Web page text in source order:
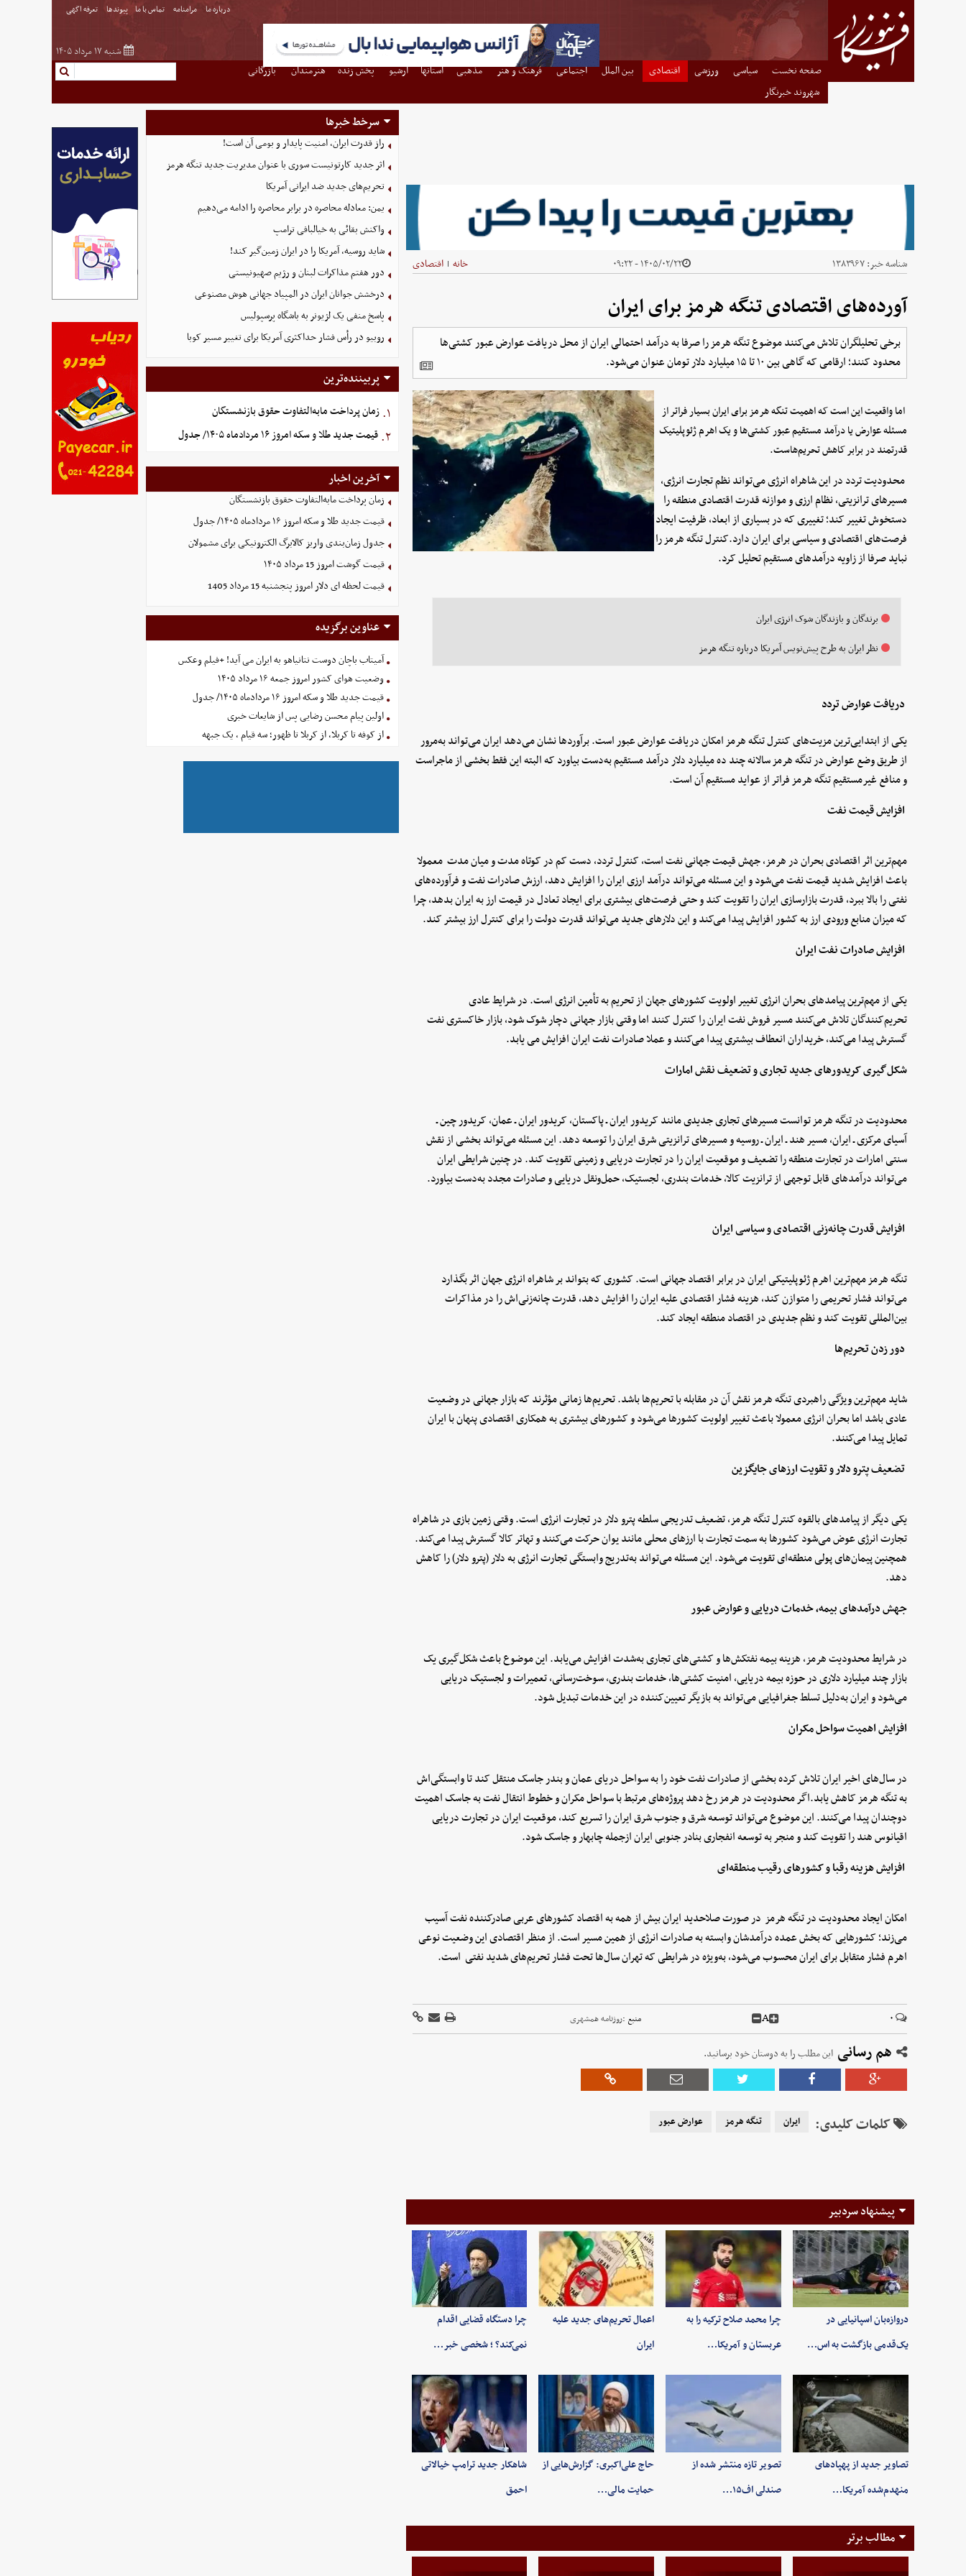
درباره ما مرامنامه تماس با ما پیوندها تعرفه اگهی
شنبه ۱۷ مرداد ۱۴۰۵
صفحه نخست سیاسی ورزشی اقتصادی بین الملل اجتماعی فرهنگ و هنر مذهبی استانها آرشیو پخش زنده هنرمندان
بازرگانی
شهروند خبرنگار
شناسه خبر:۱۳۸۳۹۶۷ ۱۴۰۵/۰۲/۲۲ - ۰۹:۲۲ خانه | اقتصادی
آورده‌های اقتصادی تنگه هرمز برای ایران
برخی تحلیلگران تلاش می‌کنند موضوع تنگه هرمز را صرفا به درآمد احتمالی ایران از محل دریافت عوارض عبور کشتی‌ها
محدود کنند؛ ارقامی که گاهی بین ۱۰ تا ۱۵ میلیارد دلار تومان عنوان می‌شود.
اما واقعیت این است که اهمیت تنگه هرمز برای ایران بسیار فراتر از
مسئله عوارض یا درآمد مستقیم عبور کشتی‌ها و یک اهرم ژئوپلیتیک
قدرتمند در برابر کاهش تحریم‌هاست.
محدودیت تردد در این شاهراه انرژی می‌تواند نظم تجارت انرژی،
مسیرهای ترانزیتی، نظام ارزی و موازنه قدرت اقتصادی منطقه را
دستخوش تغییر کند؛ تغییری که در بسیاری از ابعاد، ظرفیت ایجاد
فرصت‌های اقتصادی و سیاسی برای ایران دارد.کنترل تنگه هرمز را
نباید صرفا از زاویه درآمدهای مستقیم تحلیل کرد.
برندگان و بازندگان شوک انرژی ایران
نظر ایران به طرح پیش‌نویس آمریکا درباره تنگه هرمز
دریافت عوارض تردد
یکی از ابتدایی‌ترین مزیت‌های کنترل تنگه هرمز امکان دریافت عوارض عبور است. برآوردها نشان می‌دهد ایران می‌تواند به‌مرور
از طریق وضع عوارض در تنگه هرمز سالانه چند ده میلیارد دلار درآمد مستقیم به‌دست بیاورد که البته این فقط بخشی از ماجراست
و منافع غیرمستقیم تنگه هرمز فراتر از عواید مستقیم آن است.
افزایش قیمت نفت
مهم‌ترین اثر اقتصادی بحران در هرمز، جهش قیمت جهانی نفت است، کنترل تردد، دست کم در کوتاه مدت و میان مدت معمولا
باعث افزایش شدید قیمت نفت می‌شود و این مسئله می‌تواند درآمد ارزی ایران را افزایش دهد، ارزش صادرات نفت و فرآورده‌های
نفتی را بالا ببرد، قدرت بازارسازی ایران را تقویت کند و حتی فرصت‌های بیشتری برای ایجاد تعادل در قیمت ارز به ایران بدهد، چرا
که میزان منابع ورودی ارز به کشور افزایش پیدا می‌کند و این دلارهای جدید می‌تواند قدرت دولت را برای کنترل ارز بیشتر کند.
افزایش صادرات نفت ایران
یکی از مهم‌ترین پیامدهای بحران انرژی تغییر اولویت کشورهای جهان از تحریم به تأمین انرژی است. در شرایط عادی
تحریم‌کنندگان تلاش می‌کنند مسیر فروش نفت ایران را کنترل کنند اما وقتی بازار جهانی دچار شوک شود، بازار خاکستری نفت
گسترش پیدا می‌کند، خریداران انعطاف بیشتری پیدا می‌کنند و عملا صادرات نفت ایران افزایش می یابد.
شکل‌گیری کریدورهای جدید تجاری و تضعیف نقش امارات
محدودیت در تنگه هرمز توانست مسیرهای تجاری جدیدی مانند کریدور ایران ـ پاکستان، کریدور ایران ـ عمان، کریدور چین ـ
آسیای مرکزی ـ ایران، مسیر هند ـ ایران ـ روسیه و مسیرهای ترانزیتی شرق ایران را توسعه دهد. این مسئله می‌تواند بخشی از نقش
سنتی امارات در تجارت منطقه را تضعیف و موقعیت ایران را در تجارت دریایی و زمینی تقویت کند. در چنین شرایطی ایران
می‌تواند درآمدهای قابل توجهی از ترانزیت کالا، خدمات بندری، لجستیک، حمل‌ونقل دریایی و صادرات مجدد به‌دست بیاورد.
‌ افزایش قدرت چانه‌زنی اقتصادی و سیاسی ایران
تنگه هرمز مهم‌ترین اهرم ژئوپلیتیکی ایران در برابر اقتصاد جهانی است. کشوری که بتواند بر شاهراه انرژی جهان اثر بگذارد
می‌تواند فشار تحریمی را متوازن کند، هزینه فشار اقتصادی علیه ایران را افزایش دهد، قدرت چانه‌زنی‌اش را در مذاکرات
بین‌المللی تقویت کند و نظم جدیدی در اقتصاد منطقه ایجاد کند.
دور زدن تحریم‌ها
شاید مهم‌ترین ویژگی راهبردی تنگه هرمز نقش آن در مقابله با تحریم‌ها باشد. تحریم‌ها زمانی مؤثرند که بازار جهانی در وضعیت
عادی باشد اما بحران انرژی معمولا باعث تغییر اولویت کشورها می‌شود و کشورهای بیشتری به همکاری اقتصادی پنهان با ایران
تمایل پیدا می‌کنند.
تضعیف پترو دلار و تقویت ارزهای جایگزین
یکی دیگر از پیامدهای بالقوه کنترل تنگه هرمز، تضعیف تدریجی سلطه پترو دلار در تجارت انرژی است. وقتی زمین بازی در شاهراه
تجارت انرژی عوض می‌شود کشورها به سمت تجارت با ارزهای محلی مانند یوان حرکت می‌کنند و تهاتر کالا گسترش پیدا می‌کند.
همچنین پیمان‌های پولی منطقه‌ای تقویت می‌شود. این مسئله می‌تواند به‌تدریج وابستگی تجارت انرژی به دلار (پترو دلار) را کاهش
دهد.
جهش درآمدهای بیمه، خدمات دریایی و عوارض عبور
در شرایط محدودیت هرمز، هزینه بیمه نفتکش‌ها و کشتی‌های تجاری به‌شدت افزایش می‌یابد. این موضوع باعث شکل‌گیری یک
بازار چند میلیارد دلاری در حوزه بیمه دریایی، امنیت کشتی‌ها، خدمات بندری، سوخت‌رسانی، تعمیرات و لجستیک دریایی
می‌شود و ‌ایران به‌دلیل تسلط جغرافیایی می‌تواند به بازیگر تعیین‌کننده در این خدمات تبدیل شود.
افزایش اهمیت سواحل مکران
در سال‌های اخیر ایران تلاش کرده بخشی از صادرات نفت خود را به سواحل دریای عمان و بندر جاسک منتقل کند تا وابستگی‌اش
به تنگه هرمز کاهش یابد.‌اگر محدودیت در هرمز رخ دهد پروژه‌های مرتبط با سواحل مکران و خطوط انتقال نفت به جاسک اهمیت
دوچندان پیدا می‌کنند. این موضوع می‌تواند توسعه شرق و جنوب شرق ایران را تسریع کند، موقعیت ایران در تجارت دریایی
اقیانوس هند را تقویت کند و منجر به توسعه انفجاری بنادر جنوبی ایران ازجمله چابهار و جاسک شود.
افزایش هزینه رقبا و کشورهای رقیب منطقه‌ای
امکان ایجاد محدودیت در تنگه هرمز در صورت صلاحدید ایران بیش از همه به اقتصاد کشورهای عربی صادرکننده نفت آسیب
می‌زند؛ کشورهایی که بخش عمده درآمدشان وابسته به صادرات انرژی از همین مسیر است. از منظر اقتصادی این وضعیت نوعی
اهرم فشار متقابل برای ایران محسوب می‌شود، به‌ویژه در شرایطی که تهران سال‌ها تحت فشار تحریم‌های شدید نفتی ‌ است.
۰ A منبع :روزنامه همشهری
هم رسانی این مطلب را به دوستان خود برسانید.
کلمات کلیدی: ایران تنگه هرمز عوارض عبور
پیشنهاد سردبیر
دروازه‌بان اسپانیایی در
یک‌قدمی بازگشت به اس…
چرا محمد صلاح ترکیه را به
عربستان و آمریکا…
اعمال تحریم‌های جدید علیه
ایران
چرا دستگاه قضایی اقدام
نمی‌کند؟ ؛ شخصی خبر…
تصاویر جدید از پهپادهای
منهدم‌شده آمریکا…
تصویر تازه منتشر شده از
صندلی اف۱۵…
حاج علی‌اکبری: گزارش‌هایی از
حمایت مالی…
شاهکار جدید ترامپ خیالاتی
احمق
مطالب برتر
سرخط خبرها
راز قدرت ایران، امنیت پایدار و بومی آن است!
اثر جدید کارتونیست سوری با عنوان مدیریت جدید تنگه هرمز
تحریم‌های جدید ضد ایرانی آمریکا
یمن: معادله محاصره در برابر محاصره را ادامه می‌دهیم
واکنش بقائی به خیالبافی ترامپ
شاید روسیه، آمریکا را در ایران زمین‌گیر کند!
دور هفتم مذاکرات لبنان و رژیم صهیونیستی
درخشش جوانان ایران در المپیاد جهانی هوش مصنوعی
پاسخ منفی یک لژیونر به باشگاه پرسپولیس
روبیو در رأس فشار حداکثری آمریکا برای تغییر مسیر کوبا
پربیننده‌ترین
۱. زمان پرداخت مابه‌التفاوت حقوق بازنشستگان
۲. قیمت جدید طلا و سکه امروز ۱۶ مردادماه ۱۴۰۵/ جدول
آخرین اخبار
زمان پرداخت مابه‌التفاوت حقوق بازنشستگان
قیمت جدید طلا و سکه امروز ۱۶ مردادماه ۱۴۰۵/ جدول
جدول زمان‌بندی واریز کالابرگ الکترونیکی برای مشمولان
قیمت گوشت امروز 15 مرداد ۱۴۰۵
قیمت لحظه ای دلار امروز پنجشنبه 15 مرداد 1405
عناوین برگزیده
آمیتاب باچان دوست نتانیاهو به ایران می آید! +فیلم وعکس
وضعیت هوای کشور امروز جمعه ۱۶ مرداد ۱۴۰۵
قیمت جدید طلا و سکه امروز ۱۶ مردادماه ۱۴۰۵/ جدول
اولین پیام محسن رضایی پس از شایعات خبری
از کوفه تا کربلا، از کربلا تا ظهور؛ سه قیام ، یک جبهه